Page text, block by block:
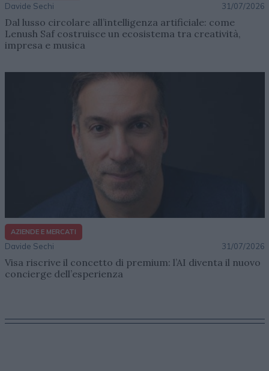
Davide Sechi 31/07/2026
Dal lusso circolare all’intelligenza artificiale: come
Lenush Saf costruisce un ecosistema tra creatività,
impresa e musica
AZIENDE E MERCATI
Davide Sechi 31/07/2026
Visa riscrive il concetto di premium: l’AI diventa il nuovo
concierge dell’esperienza